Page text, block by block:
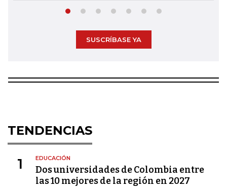
SUSCRÍBASE YA
TENDENCIAS
1 EDUCACIÓN
Dos universidades de Colombia entre
las 10 mejores de la región en 2027